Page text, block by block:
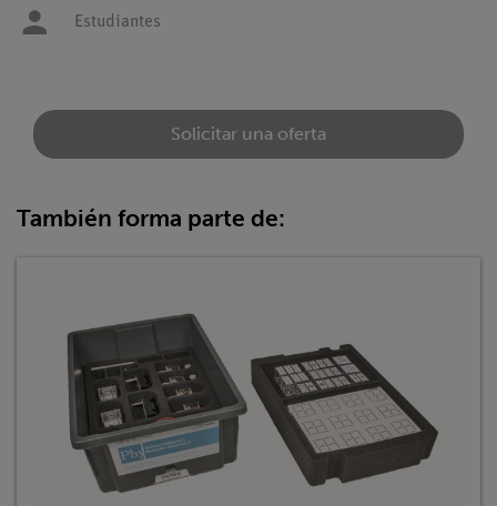
Estudiantes
Solicitar una oferta
También forma parte de: